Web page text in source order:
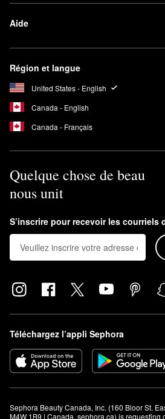
Aide
Région et langue
United States - English
Canada - English
Canada - Français
Quelque chose de beau
nous unit
S’inscrire pour recevoir les courriels
Téléchargez l’appli Sephora
Sephora Beauty Canada, Inc. (160 Bloor St.
M4W 1B9 | Canada, sephora.ca) is requesting